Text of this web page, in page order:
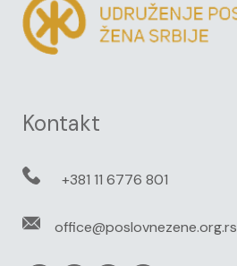
Kontakt
+381 11 6776 801
office@poslovnezene.org.rs